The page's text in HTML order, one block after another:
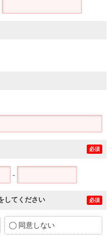
必須
-
してください 必須
同意しない